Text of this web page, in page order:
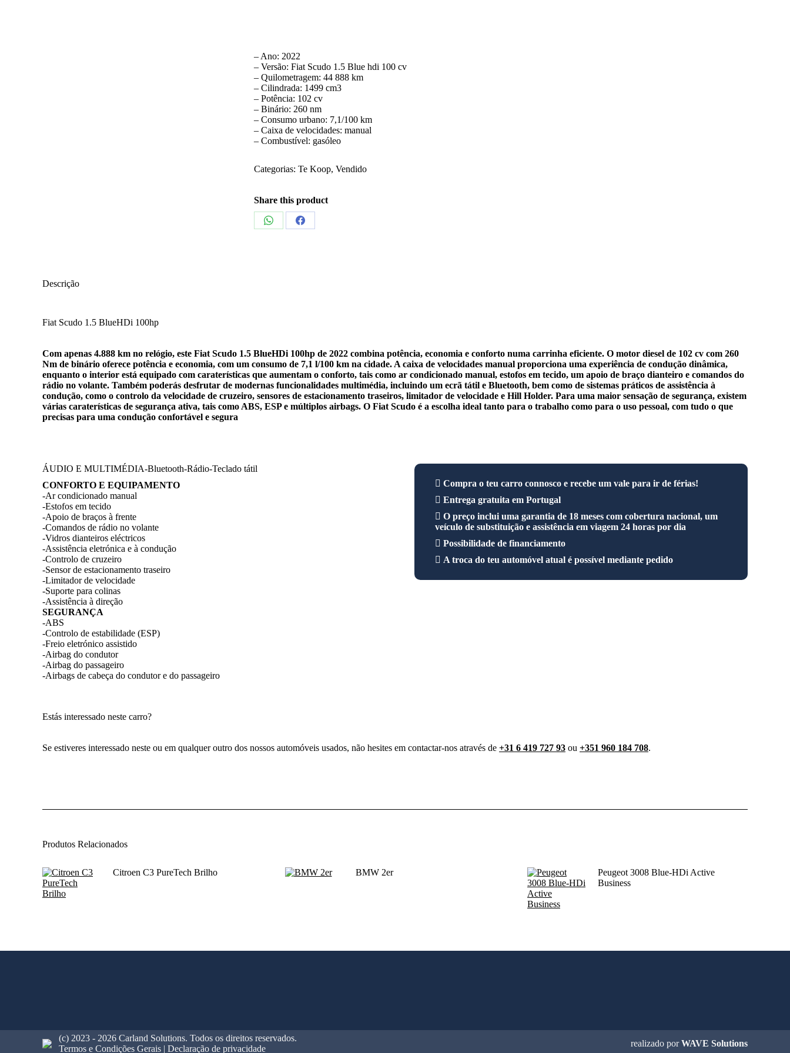
– Ano: 2022
– Versão: Fiat Scudo 1.5 Blue hdi 100 cv
– Quilometragem: 44 888 km
– Cilindrada: 1499 cm3
– Potência: 102 cv
– Binário: 260 nm
– Consumo urbano: 7,1/100 km
– Caixa de velocidades: manual
– Combustível: gasóleo
Categorias: Te Koop, Vendido
Share this product
Share
Share
Descrição
Fiat Scudo 1.5 BlueHDi 100hp
Com apenas 4.888 km no relógio, este Fiat Scudo 1.5 BlueHDi 100hp de 2022 combina potência, economia e conforto numa carrinha eficiente. O motor diesel de 102 cv com 260
Nm de binário oferece potência e economia, com um consumo de 7,1 l/100 km na cidade. A caixa de velocidades manual proporciona uma experiência de condução dinâmica,
enquanto o interior está equipado com caraterísticas que aumentam o conforto, tais como ar condicionado manual, estofos em tecido, um apoio de braço dianteiro e comandos do
rádio no volante. Também poderás desfrutar de modernas funcionalidades multimédia, incluindo um ecrã tátil e Bluetooth, bem como de sistemas práticos de assistência à
condução, como o controlo da velocidade de cruzeiro, sensores de estacionamento traseiros, limitador de velocidade e Hill Holder. Para uma maior sensação de segurança, existem
várias caraterísticas de segurança ativa, tais como ABS, ESP e múltiplos airbags. O Fiat Scudo é a escolha ideal tanto para o trabalho como para o uso pessoal, com tudo o que
precisas para uma condução confortável e segura
ÁUDIO E MULTIMÉDIA-Bluetooth-Rádio-Teclado tátil
CONFORTO E EQUIPAMENTO
-Ar condicionado manual
-Estofos em tecido
-Apoio de braços à frente
-Comandos de rádio no volante
-Vidros dianteiros eléctricos
-Assistência eletrónica e à condução
-Controlo de cruzeiro
-Sensor de estacionamento traseiro
-Limitador de velocidade
-Suporte para colinas
-Assistência à direção
SEGURANÇA
-ABS
-Controlo de estabilidade (ESP)
-Freio eletrónico assistido
-Airbag do condutor
-Airbag do passageiro
-Airbags de cabeça do condutor e do passageiro
Compra o teu carro connosco e recebe um vale para ir de férias!
Entrega gratuita em Portugal
O preço inclui uma garantia de 18 meses com cobertura nacional, um
veículo de substituição e assistência em viagem 24 horas por dia
Possibilidade de financiamento
A troca do teu automóvel atual é possível mediante pedido
Estás interessado neste carro?
Se estiveres interessado neste ou em qualquer outro dos nossos automóveis usados, não hesites em contactar-nos através de +31 6 419 727 93 ou +351 960 184 708.
Produtos Relacionados
Citroen C3 PureTech Brilho BMW 2er
Peugeot 3008 Blue-HDi Active
Business
(c) 2023 - 2026 Carland Solutions. Todos os direitos reservados.
Termos e Condições Gerais | Declaração de privacidade
realizado porWAVE Solutions